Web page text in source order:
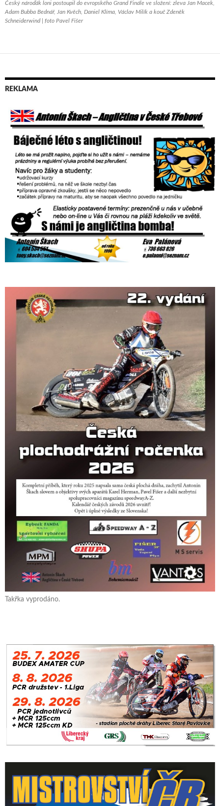
Český nároďák loni postoupil do evropského Grand Finále ve složení: zleva Jan Macek,
Adam Bubba Bednář, Jan Kvěch, Daniel Klíma, Václav Milík a kouč Zdeněk
Schneiderwind | foto Pavel Fišer
REKLAMA
Takřka vyprodáno.